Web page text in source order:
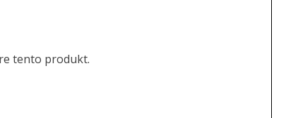
tento produkt.